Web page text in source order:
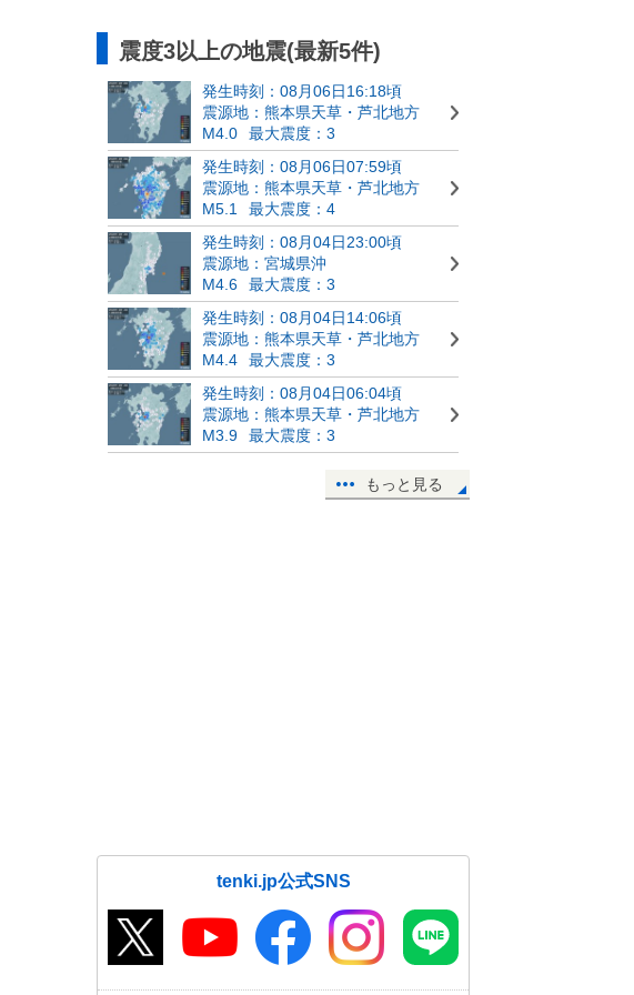
震度3以上の地震(最新5件)
発生時刻：08月06日16:18頃
震源地：熊本県天草・芦北地方
M4.0
最大震度：3
発生時刻：08月06日07:59頃
震源地：熊本県天草・芦北地方
M5.1
最大震度：4
発生時刻：08月04日23:00頃
震源地：宮城県沖
M4.6
最大震度：3
発生時刻：08月04日14:06頃
震源地：熊本県天草・芦北地方
M4.4
最大震度：3
発生時刻：08月04日06:04頃
震源地：熊本県天草・芦北地方
M3.9
最大震度：3
もっと見る
tenki.jp公式SNS